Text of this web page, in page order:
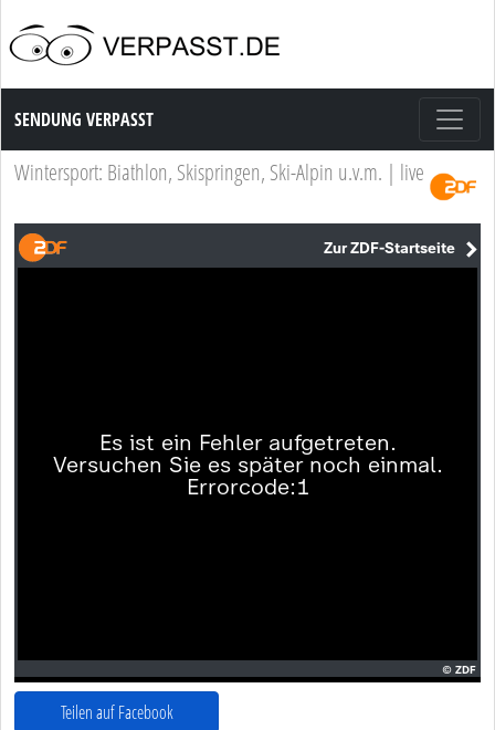
Sendung Verpasst
SENDUNG VERPASST
Wintersport: Biathlon, Skispringen, Ski-Alpin u.v.m. | live
Teilen auf Facebook